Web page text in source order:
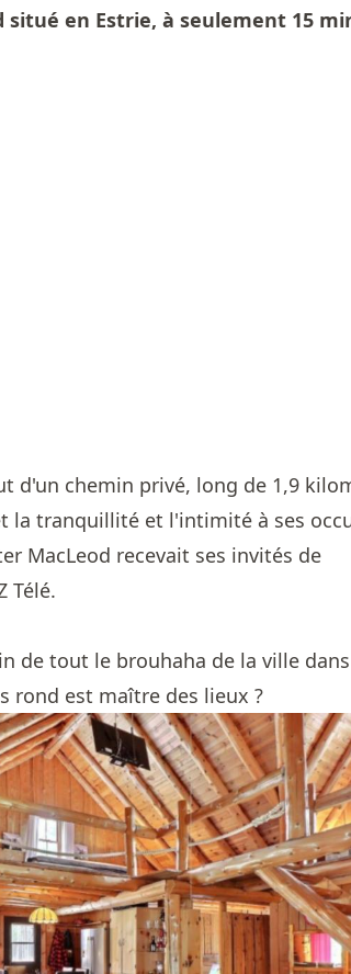
en Estrie, à seulement 15
d'un chemin privé, long de 1,9
la tranquillité et l'intimité à ses
MacLeod recevait ses invités de
Télé.
de tout le brouhaha de la ville
rond est maître des lieux ?